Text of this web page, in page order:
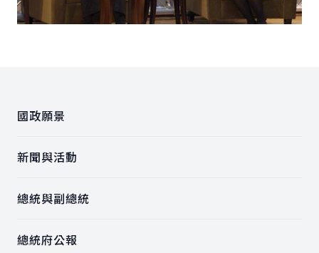
國政願景
新聞與活動
總統與副總統
總統府公報